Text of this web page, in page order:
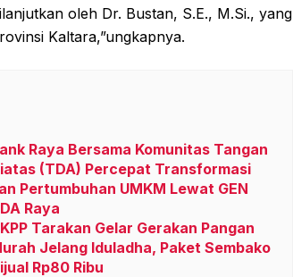
oleh Dr. Bustan, S.E., M.Si., yang
Kaltara,”ungkapnya.
Raya Bersama Komunitas Tangan
(TDA) Percepat Transformasi
Pertumbuhan UMKM Lewat GEN
Raya
Tarakan Gelar Gerakan Pangan
Jelang Iduladha, Paket Sembako
Rp80 Ribu